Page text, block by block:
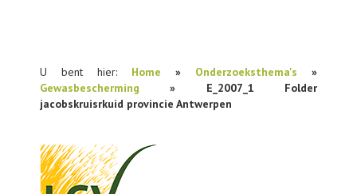
U bent hier: Home » Onderzoeksthema's »
Gewasbescherming » E_2007_1 Folder
jacobskruisrkuid provincie Antwerpen